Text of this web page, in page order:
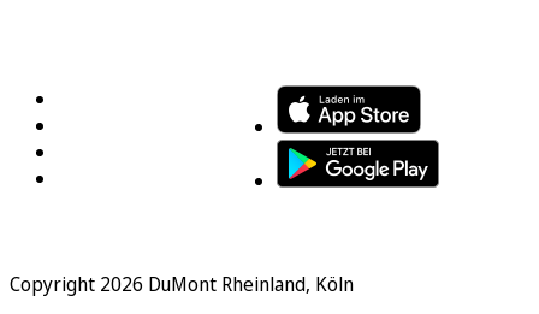
Copyright 2026 DuMont Rheinland, Köln